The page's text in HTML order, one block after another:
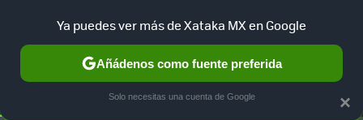
SELECCIÓN GAMING HOME AUTO TERRITORIO
×
Ya puedes ver más de Xataka MX en Google
Añádenos como fuente preferida
Solo necesitas una cuenta de Google